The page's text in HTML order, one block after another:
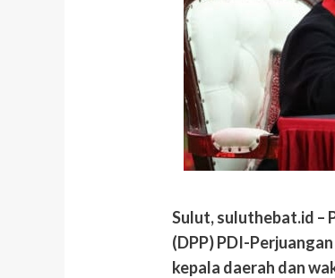
Sulut, suluthebat.id –
(DPP) PDI-
kepala daerah dan